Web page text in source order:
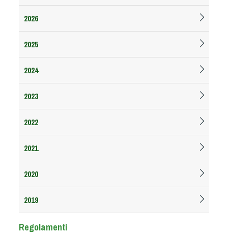
2026
2025
2024
2023
2022
2021
2020
2019
Regolamenti
Federazione Trasparente
Albo Fornitori
Referenti e gruppi di lavoro regionali
Scuole Federali
Formazione
Organi di Giustizia - Dispositivi